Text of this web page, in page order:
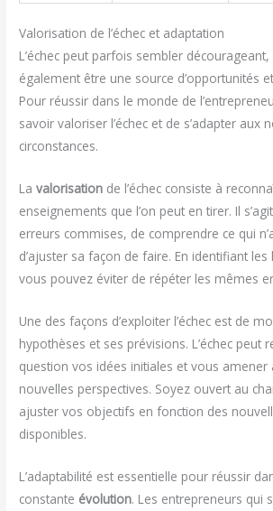
Valorisation de l’échec et adaptation
L’échec peut parfois sembler
également être une source d’opportunités
Pour réussir dans le monde de
savoir valoriser l’échec et de s’adapter aux
circonstances.
Lavalorisation de l’échec consiste à
enseignements que l’on peut en tirer. Il
erreurs commises, de comprendre ce qui
d’ajuster sa façon de faire. En identifiant
vous pouvez éviter de répéter les mêmes
Une des façons d’exploiter l’échec est de
hypothèses et ses prévisions. L’échec peut
question vos idées initiales et vous amener
nouvelles perspectives. Soyez ouvert au
ajuster vos objectifs en fonction des
disponibles.
L’adaptabilité est essentielle pour réussir
constante évolution. Les entrepreneurs qui